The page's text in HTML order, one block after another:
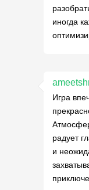
иногда
Игра
радует
и